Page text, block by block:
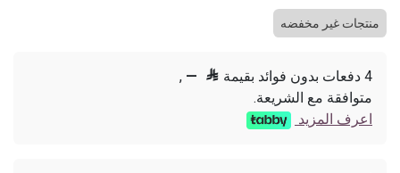
منتجات غير مخفضه
4 دفعات بدون فوائد بقيمة 
—
,
متوافقة مع الشريعة.
اعرف المزيد